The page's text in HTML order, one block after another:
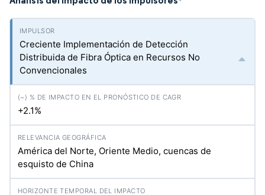
Creciente Implementación de Detección
Distribuida de Fibra Óptica en Recursos No
Convencionales
+2.1%
América del Norte, Oriente Medio, cuencas de
esquisto de China